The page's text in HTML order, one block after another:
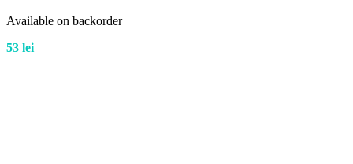
Available on backorder
53 lei